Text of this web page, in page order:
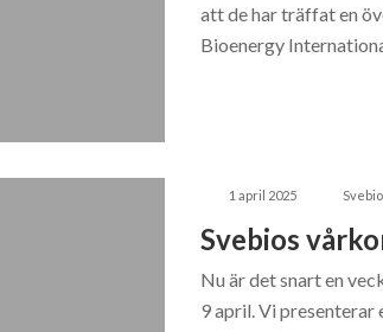
att de har träffat en
Bioenergy
1 april 2025
Svebios
Nu är det snart en
9 april. Vi presenterar